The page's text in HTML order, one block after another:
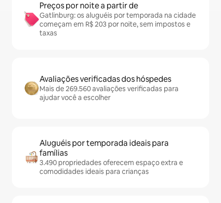
Preços por noite a partir de
Gatlinburg: os aluguéis por temporada na cidade
começam em R$ 203 por noite, sem impostos e
taxas
Avaliações verificadas dos hóspedes
Mais de 269.560 avaliações verificadas para
ajudar você a escolher
Aluguéis por temporada ideais para
famílias
3.490 propriedades oferecem espaço extra e
comodidades ideais para crianças